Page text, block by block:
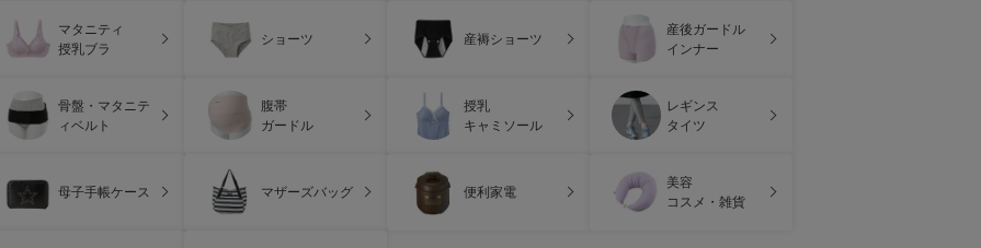
マタニティ
授乳ブラ
ショーツ 産褥ショーツ
産後ガードル
インナー
骨盤・マタニテ
ィベルト
腹帯
ガードル
授乳
キャミソール
レギンス
タイツ
母子手帳ケース マザーズバッグ 便利家電
美容
コスメ・雑貨